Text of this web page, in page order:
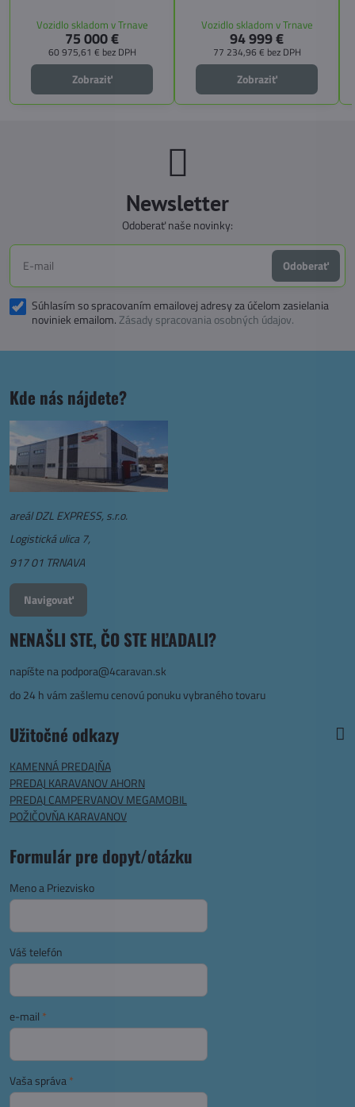
pozdĺžnemu lôžku a možnosti
doplniť predné prídavné lôžko.
Vozidlo skladom v Trnave
75 000 €
60 975,61 € bez DPH
Zobraziť
CITY, TECHNO, SICHERHEIT a
MEGA WINTER získate maximálnu
bezpečnosť, pohodlie a
technologické inovácie. Ideálna
voľba pre tých, ktorí hľadajú luxus,
funkčnosť a slobodu na cestách.
Vozidlo skladom v Trnave
94 999 €
77 234,96 € bez DPH
Zobraziť
Newsletter
Odoberať naše novinky:
Odoberať
Súhlasím so spracovaním emailovej adresy za účelom zasielania
noviniek emailom.Zásady spracovania osobných údajov.
Kde nás nájdete?
areál DZL EXPRESS, s.r.o.
Logistická ulica 7,
917 01 TRNAVA
Navigovať
NENAŠLI STE, ČO STE HĽADALI?
napíšte napodpora@4caravan.sk
do 24 h vám zašlemu cenovú ponuku vybraného tovaru
Užitočné odkazy
KAMENNÁ PREDAJŇA
PREDAJ KARAVANOV AHORN
PREDAJ CAMPERVANOV MEGAMOBIL
POŽIČOVŇA KARAVANOV
Formulár pre dopyt/otázku
Meno a Priezvisko
Váš telefón
e-mail *
Vaša správa*